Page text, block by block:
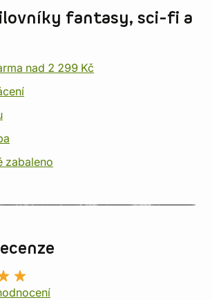
fantasy, sci-fi a
nad 2 299 Kč
zabaleno